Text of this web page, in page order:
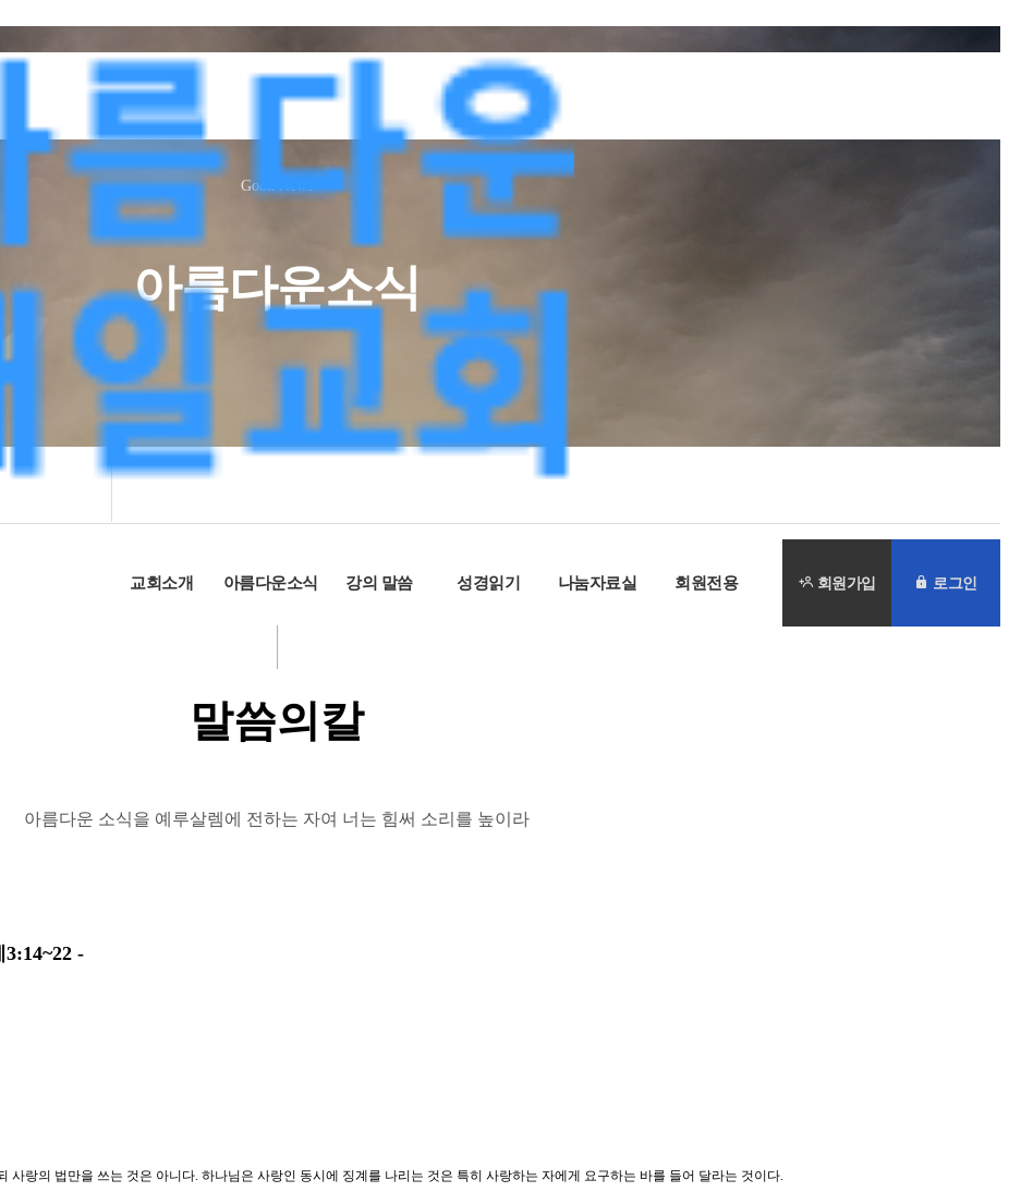
교회소개 아름다운소식 강의 말씀 성경읽기 나눔자료실 회원전용 회원가입 로그인
Good News
아름다운소식
말씀의칼
아름다운 소식을 예루살렘에 전하는 자여 너는 힘써 소리를 높이라
하는 자에게 요구하는 일 - 계3:14~22 -
사랑의 법만을 쓰는 것은 아니다. 하나님은 사랑인 동시에 징계를 나리는 것은 특히 사랑하는 자에게 요구하는 바를 들어 달라는 것이다.